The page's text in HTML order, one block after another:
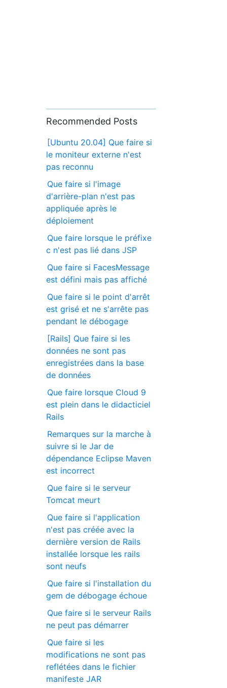
Recommended Posts
[Ubuntu 20.04] Que faire si
le moniteur externe n'est
pas reconnu
Que faire si l'image
d'arrière-plan n'est pas
appliquée après le
déploiement
Que faire lorsque le préfixe
c n'est pas lié dans JSP
Que faire si FacesMessage
est défini mais pas affiché
Que faire si le point d'arrêt
est grisé et ne s'arrête pas
pendant le débogage
[Rails] Que faire si les
données ne sont pas
enregistrées dans la base
de données
Que faire lorsque Cloud 9
est plein dans le didacticiel
Rails
Remarques sur la marche à
suivre si le Jar de
dépendance Eclipse Maven
est incorrect
Que faire si le serveur
Tomcat meurt
Que faire si l'application
n'est pas créée avec la
dernière version de Rails
installée lorsque les rails
sont neufs
Que faire si l'installation du
gem de débogage échoue
Que faire si le serveur Rails
ne peut pas démarrer
Que faire si les
modifications ne sont pas
reflétées dans le fichier
manifeste JAR